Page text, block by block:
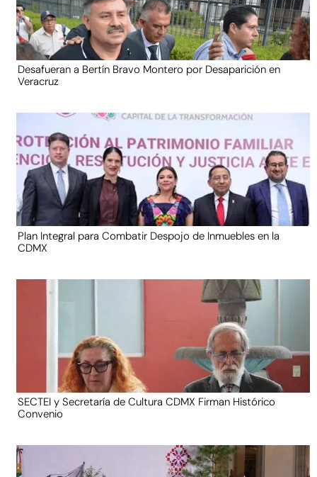
Desafueran a Bertín Bravo Montero por Desaparición en
Veracruz
Plan Integral para Combatir Despojo de Inmuebles en la
CDMX
SECTEI y Secretaría de Cultura CDMX Firman Histórico
Convenio